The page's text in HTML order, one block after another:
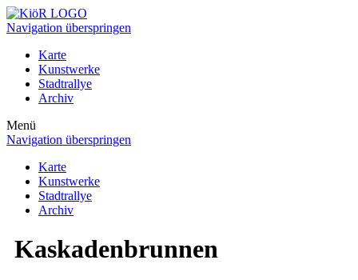
Navigation überspringen
Karte
Kunstwerke
Stadtrallye
Archiv
Menü
Navigation überspringen
Karte
Kunstwerke
Stadtrallye
Archiv
Kaskadenbrunnen